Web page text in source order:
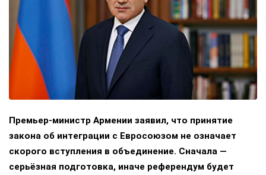
Премьер-министр Армении заявил, что принятие
закона об интеграции с Евросоюзом не означает
скорого вступления в объединение. Сначала —
серьёзная подготовка, иначе референдум будет